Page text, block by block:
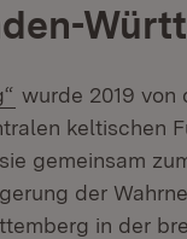
wurde 2019 von
keltischen
gemeinsam
der
in der